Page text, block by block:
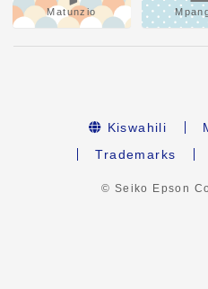
Matunzio
Kiswahili
Trademarks
© Seiko Epson